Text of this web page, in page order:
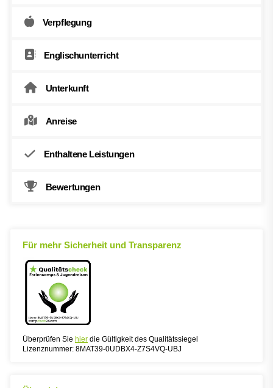
Verpflegung
Englischunterricht
Unterkunft
Anreise
Enthaltene Leistungen
Bewertungen
Für mehr Sicherheit und Transparenz
Überprüfen Sie hier die Gültigkeit des Qualitätssiegel
Lizenznummer: 8MAT39-0UDBX4-Z7S4VQ-UBJ